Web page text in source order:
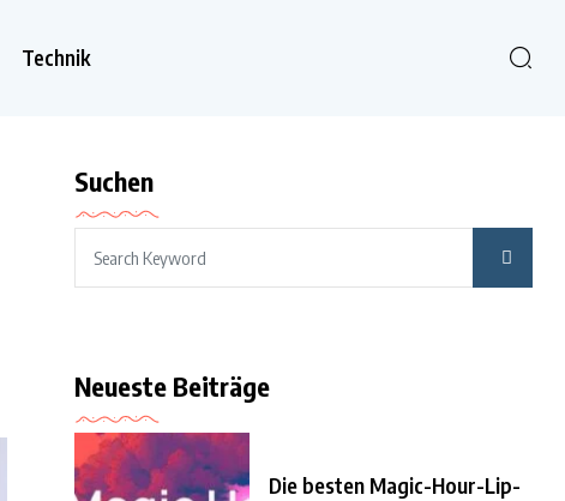
Technik
Suchen
Neueste Beiträge
Die besten Magic-Hour-Lip-